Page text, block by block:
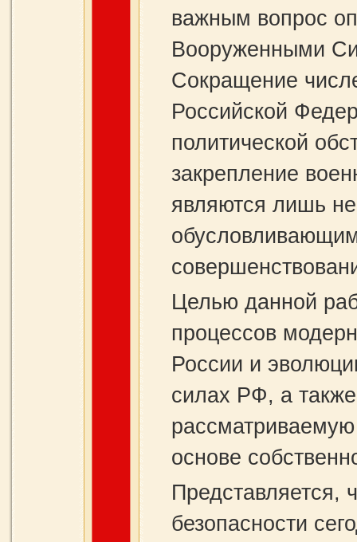
важным вопрос
Вооруженными
Сокращение
Российской
политической
закрепление
являются лишь
Целью данной
процессов
России и
силах РФ, а
основе
Представляется,
безопасности